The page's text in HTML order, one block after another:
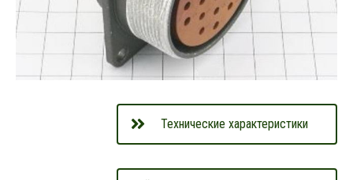
Технические характеристики